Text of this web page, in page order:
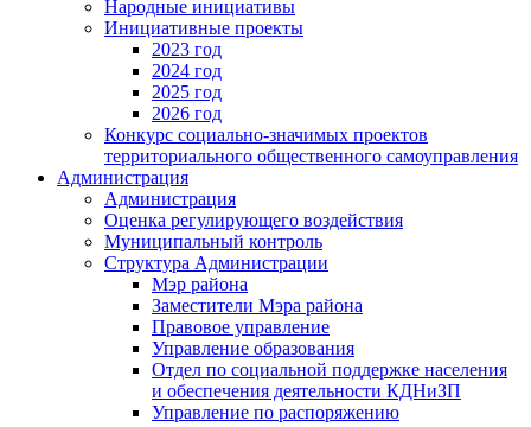
Народные инициативы
Инициативные проекты
2023 год
2024 год
2025 год
2026 год
Конкурс социально-значимых проектов
территориального общественного самоуправления
Администрация
Администрация
Оценка регулирующего воздействия
Муниципальный контроль
Структура Администрации
Мэр района
Заместители Мэра района
Правовое управление
Управление образования
Отдел по социальной поддержке населения
и обеспечения деятельности КДНиЗП
Управление по распоряжению